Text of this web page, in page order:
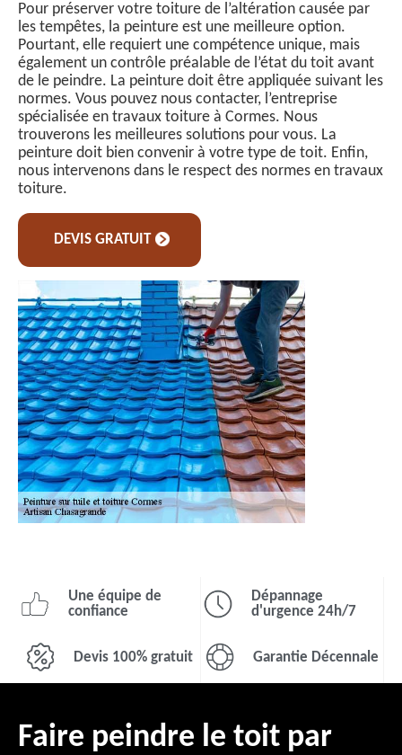
Pour préserver votre toiture de l’altération causée par
les tempêtes, la peinture est une meilleure option.
Pourtant, elle requiert une compétence unique, mais
également un contrôle préalable de l’état du toit avant
de le peindre. La peinture doit être appliquée suivant les
normes. Vous pouvez nous contacter, l’entreprise
spécialisée en travaux toiture à Cormes. Nous
trouverons les meilleures solutions pour vous. La
peinture doit bien convenir à votre type de toit. Enfin,
nous intervenons dans le respect des normes en travaux
toiture.
DEVIS GRATUIT
Une équipe de
confiance
Dépannage
d'urgence 24h/7
Devis 100% gratuit Garantie Décennale
Faire peindre le toit par